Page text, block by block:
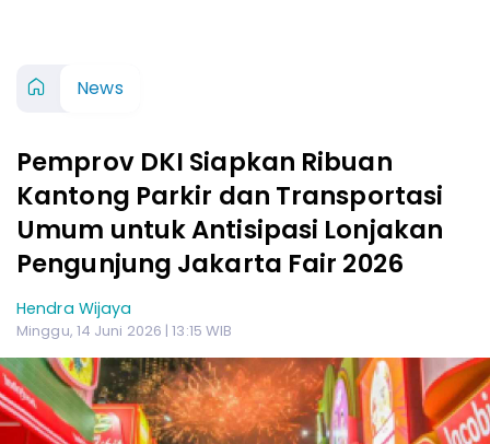
News
Pemprov DKI Siapkan Ribuan
Kantong Parkir dan Transportasi
Umum untuk Antisipasi Lonjakan
Pengunjung Jakarta Fair 2026
Hendra Wijaya
Minggu, 14 Juni 2026 | 13:15 WIB